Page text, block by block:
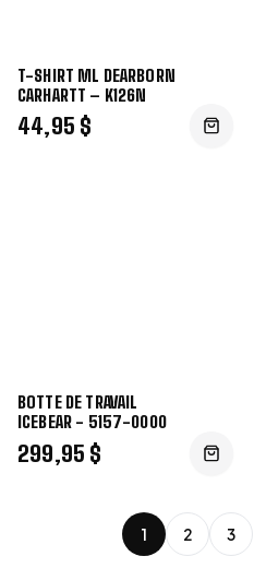
T-SHIRT ML DEARBORN
CARHARTT – K126N
44,95 $
BOTTE DE TRAVAIL
ICEBEAR - 5157-0000
299,95 $
1 2 3